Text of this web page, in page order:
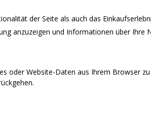
der Seite als auch das
anzuzeigen und Informationen über Ihre
oder Website-Daten aus Ihrem Browser